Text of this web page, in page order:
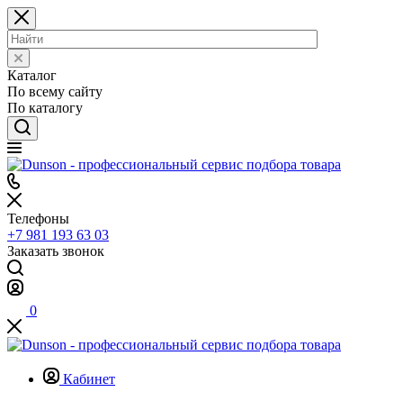
Каталог
По всему сайту
По каталогу
Телефоны
+7 981 193 63 03
Заказать звонок
0
Кабинет